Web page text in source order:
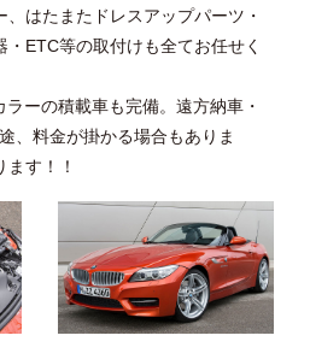
、はたまたドレスアップパーツ・
ETC等の取付けも全てお任せく
ーの積載車も完備。遠方納車・
、料金が掛かる場合もありま
す！！